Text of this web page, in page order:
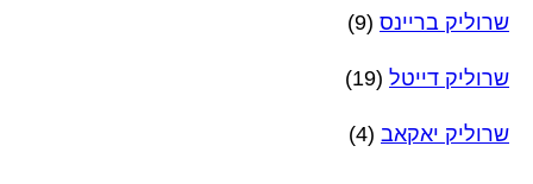
שרוליק בריינס (9)
שרוליק דייטל (19)
שרוליק יאקאב (4)